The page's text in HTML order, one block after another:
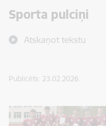
Sporta pulciņi
Atskaņot tekstu
Publicēts: 23.02.2026.